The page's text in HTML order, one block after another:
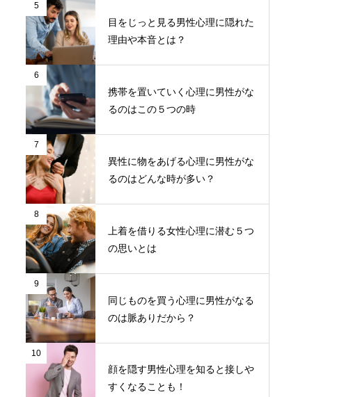
5
目をじっと見る男性心理に隠れた
理由や本音とは？
6
携帯を置いていく心理に男性がな
るのはこの５つの時
7
異性に物をあげる心理に男性がな
るのはどんな時が多い？
8
上着を借りる女性心理に潜む５つ
の思いとは
9
同じものを買う心理に男性がなる
のは脈ありだから？
10
顔を隠す男性心理を知ると接しや
すくなることも！